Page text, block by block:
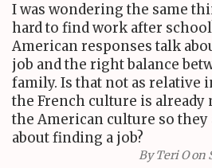
I was wondering the same
hard to find work after
American responses talk
job and the right balance
family. Is that not as relative
the French culture is already
the American culture so
about finding a job?
ByTeri Oon